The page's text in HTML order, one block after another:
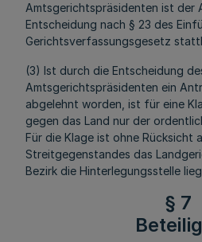
Amtsgerichtspräsidenten ist der
Entscheidung nach § 23 des
Gerichtsverfassungsgesetz
(3) Ist durch die Entscheidung
Amtsgerichtspräsidenten ein
abgelehnt worden, ist für eine
gegen das Land nur der
Für die Klage ist ohne Rücksicht
Streitgegenstandes das
Bezirk die Hinterlegungsstelle
§ 7